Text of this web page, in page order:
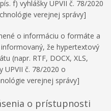
f) vyhlášky UPVII č. 78/2020
verejnej správy]
o informáciu o formáte a
že hypertextový
(napr. RTF, DOCX, XLS,
UPVII č. 78/2020 o
verejnej správy]
o prístupnosti